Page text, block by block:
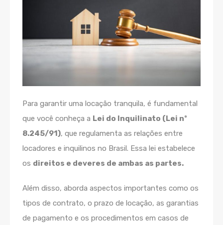
Para garantir uma locação tranquila, é fundamental
que você conheça a Lei do Inquilinato (Lei nº
8.245/91), que regulamenta as relações entre
locadores e inquilinos no Brasil. Essa lei estabelece
os direitos e deveres de ambas as partes.
Além disso, aborda aspectos importantes como os
tipos de contrato, o prazo de locação, as garantias
de pagamento e os procedimentos em casos de